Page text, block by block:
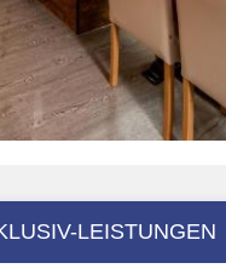
LEISTUNGEN